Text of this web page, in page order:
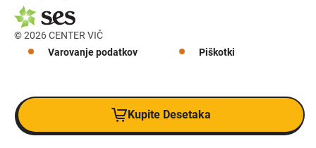
© 2026 CENTER VIČ
Varovanje podatkov
Piškotki
Kupite Desetaka